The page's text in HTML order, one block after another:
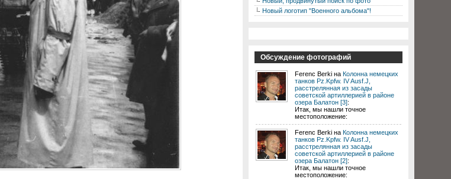
Новый логотип "Военного альбома"!
Обсуждение фотографий
Ferenc Berki на Колонна немецких
танков Pz.Kpfw. IV Ausf.J,
расстрелянная из засады
советской артиллерией в районе
озера Балатон [3]:
Итак, мы нашли точное
местоположение:
Ferenc Berki на Колонна немецких
танков Pz.Kpfw. IV Ausf.J,
расстрелянная из засады
советской артиллерией в районе
озера Балатон [2]:
Итак, мы нашли точное
местоположение: